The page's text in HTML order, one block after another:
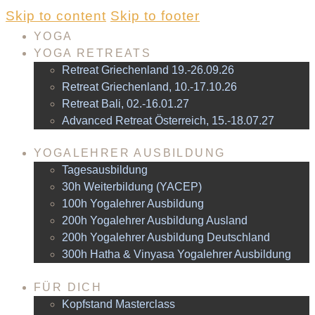
Skip to content Skip to footer
YOGA
YOGA RETREATS
Retreat Griechenland 19.-26.09.26
Retreat Griechenland, 10.-17.10.26
Retreat Bali, 02.-16.01.27
Advanced Retreat Österreich, 15.-18.07.27
YOGALEHRER AUSBILDUNG
Tagesausbildung
30h Weiterbildung (YACEP)
100h Yogalehrer Ausbildung
200h Yogalehrer Ausbildung Ausland
200h Yogalehrer Ausbildung Deutschland
300h Hatha & Vinyasa Yogalehrer Ausbildung
FÜR DICH
Kopfstand Masterclass